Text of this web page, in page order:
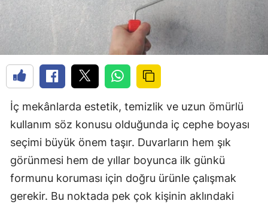
İç mekânlarda estetik, temizlik ve uzun ömürlü
kullanım söz konusu olduğunda iç cephe boyası
seçimi büyük önem taşır. Duvarların hem şık
görünmesi hem de yıllar boyunca ilk günkü
formunu koruması için doğru ürünle çalışmak
gerekir. Bu noktada pek çok kişinin aklındaki